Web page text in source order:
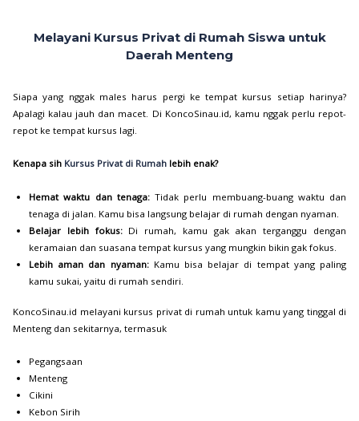
Melayani Kursus Privat di Rumah Siswa untuk
Daerah Menteng
Siapa yang nggak males harus pergi ke tempat kursus setiap harinya?
Apalagi kalau jauh dan macet. Di KoncoSinau.id, kamu nggak perlu repot-
repot ke tempat kursus lagi.
Kenapa sih Kursus Privat di Rumah lebih enak?
Hemat waktu dan tenaga:Tidak perlu membuang-buang waktu dan
tenaga di jalan. Kamu bisa langsung belajar di rumah dengan nyaman.
Belajar lebih fokus:Di rumah, kamu gak akan terganggu dengan
keramaian dan suasana tempat kursus yang mungkin bikin gak fokus.
Lebih aman dan nyaman:Kamu bisa belajar di tempat yang paling
kamu sukai, yaitu di rumah sendiri.
KoncoSinau.id melayani kursus privat di rumah untuk kamu yang tinggal di
Menteng dan sekitarnya, termasuk
Pegangsaan
Menteng
Cikini
Kebon Sirih